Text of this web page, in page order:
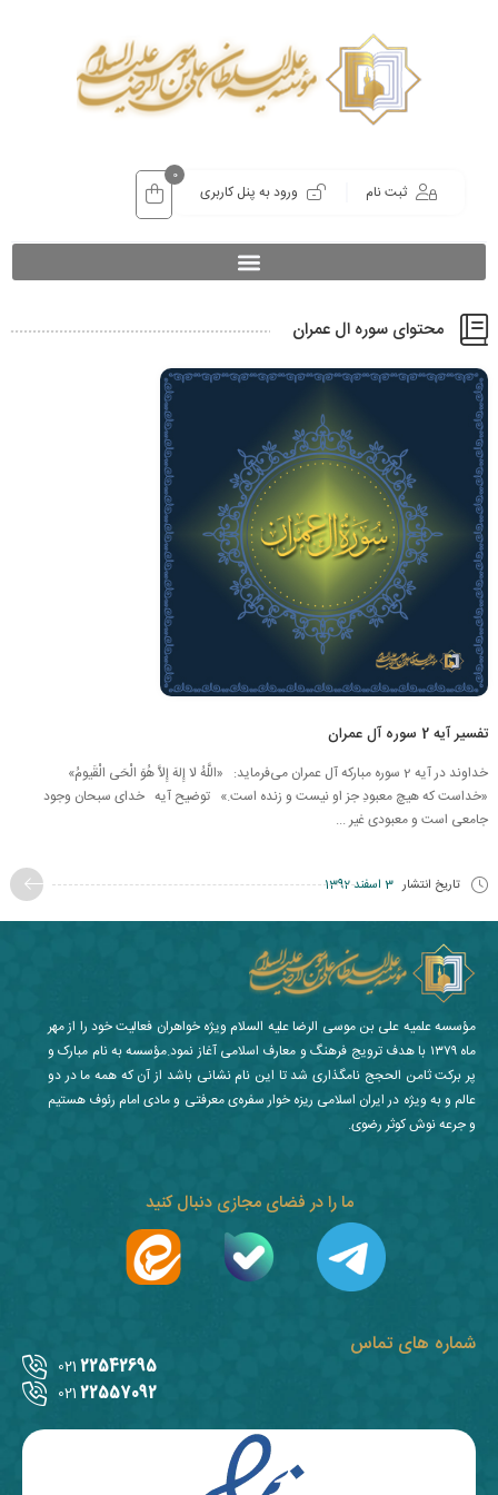
ثبت نام ورود به پنل کاربری
0
محتوای سوره ال عمران
تفسیر آیه 2 سوره آل عمران
خداوند در آیه 2 سوره مبارکه آل عمران می‌فرماید: «اللَّهُ لا إِلهَ إِلاَّ هُوَ الْحَی‏ الْقَیومُ»
«خداست كه هیچ معبودِ جز او نیست و زنده است.» توضیح آیه خدای سبحان وجود
جامعی است و معبودی غیر ...
تاریخ انتشار 3 اسفند 1392
شماره های تماس
22542695
021
22557092
021
ما را در فضای مجازی دنبال کنید
مؤسسه علمیه علی بن موسی الرضا علیه السلام ویژه خواهران فعالیت خود را از مهر
ماه ۱۳۷۹ با هدف ترویج فرهنگ و معارف اسلامی آغاز نمود.مؤسسه به نام مبارک و
پر برکت ثامن الحجج نامگذاری شد تا این نام نشانی باشد از آن که همه ما در دو
عالم و به ویژه در ایران اسلامی ریزه خوار سفره‌ی معرفتی و مادی امام رئوف هستیم
و جرعه نوش کوثر رضوی.